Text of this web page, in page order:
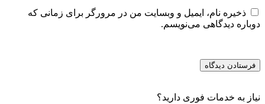
ذخیره نام، ایمیل و وبسایت من در مرورگر برای زمانی که
دوباره دیدگاهی می‌نویسم.
نیاز به خدمات فوری دارید؟